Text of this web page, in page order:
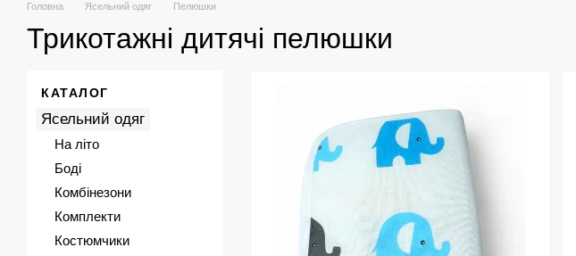
Головна Ясельний одяг Пелюшки
Трикотажні дитячі пелюшки
КАТАЛОГ
Ясельний одяг
На літо
Боді
Комбінезони
Комплекти
Костюмчики